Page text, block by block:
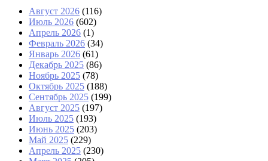
Август 2026 (116)
Июль 2026 (602)
Апрель 2026 (1)
Февраль 2026 (34)
Январь 2026 (61)
Декабрь 2025 (86)
Ноябрь 2025 (78)
Октябрь 2025 (188)
Сентябрь 2025 (199)
Август 2025 (197)
Июль 2025 (193)
Июнь 2025 (203)
Май 2025 (229)
Апрель 2025 (230)